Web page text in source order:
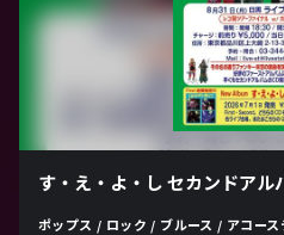
す・え・よ・し セカンドアル
ポップス / ロック / ブルース / アコース